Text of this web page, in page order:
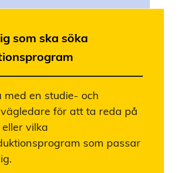
som ska söka
med en studie- och
för att ta reda på
vilka
som passar